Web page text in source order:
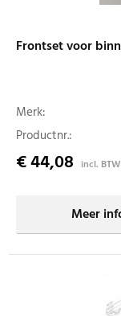
Frontset voor
Merk:
Productnr.:
€ 44,08 incl. BTW
Meer